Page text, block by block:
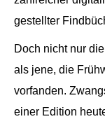
gestellter
Doch nicht nur
als jene, die
vorfanden.
einer Edition